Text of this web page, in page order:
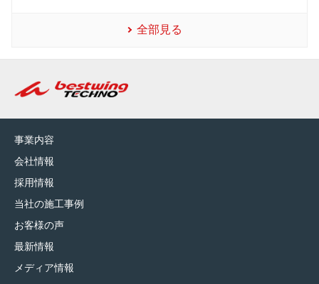
全部見る
事業内容
会社情報
採用情報
当社の施工事例
お客様の声
最新情報
メディア情報